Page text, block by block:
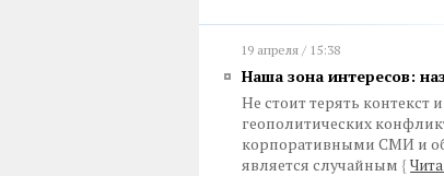
19 апреля / 15:38
Наша зона интересов:
Не стоит терять
геополитических
корпоративными СМИ и
является случайным {